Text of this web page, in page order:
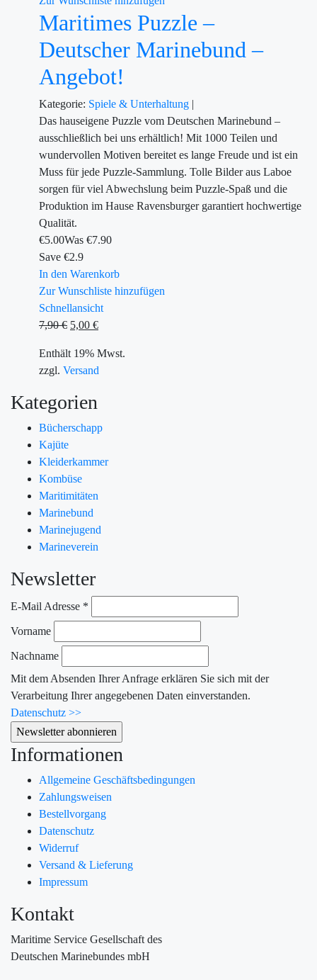
Maritimes Puzzle –
Deutscher Marinebund –
Angebot!
Kategorie: Spiele & Unterhaltung |
Das hauseigene Puzzle vom Deutschen Marinebund –
ausschließlich bei uns erhältlich! Mit 1000 Teilen und
wundervollen Motiven bereitet es lange Freude und ist ein
Muss für jede Puzzle-Sammlung. Tolle Bilder aus Laboe
sorgen für viel Abwechslung beim Puzzle-Spaß und die
Produktion im Hause Ravensburger garantiert hochwertige
Qualität.
€5.00Was €7.90
Save €2.9
In den Warenkorb
Zur Wunschliste hinzufügen
Schnellansicht
7,90€ 5,00 €
Enthält 19% Mwst.
zzgl. Versand
Kategorien
Bücherschapp
Kajüte
Kleiderkammer
Kombüse
Maritimitäten
Marinebund
Marinejugend
Marineverein
Newsletter
E-Mail Adresse *
Vorname
Nachname
Mit dem Absenden Ihrer Anfrage erklären Sie sich mit der
Verarbeitung Ihrer angegebenen Daten einverstanden.
Datenschutz >>
Informationen
Allgemeine Geschäftsbedingungen
Zahlungsweisen
Bestellvorgang
Datenschutz
Widerruf
Versand & Lieferung
Impressum
Kontakt
Maritime Service Gesellschaft des
Deutschen Marinebundes mbH